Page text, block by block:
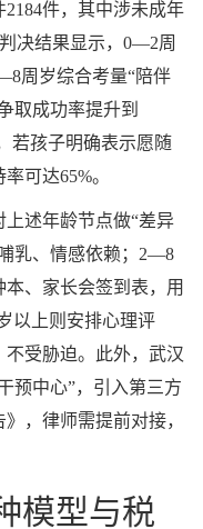
件，其中涉未成年
决结果显示，0—2周
周岁综合考量“陪伴
取成功率提升到
若孩子明确表示愿随
可达65%。
述年龄节点做“差异
乳、情感依赖；2—8
、家长会签到表，用
以上则安排心理评
受胁迫。此外，武汉
预中心”，引入第三方
，律师需提前对接，
模型与税